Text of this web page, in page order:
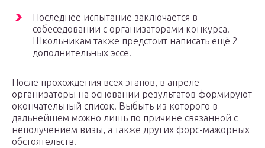
Последнее испытание заключается в
собеседовании с организаторами конкурса.
Школьникам также предстоит написать ещё 2
дополнительных эссе.
После прохождения всех этапов, в апреле
организаторы на основании результатов формируют
окончательный список. Выбыть из которого в
дальнейшем можно лишь по причине связанной с
неполучением визы, а также других форс-мажорных
обстоятельств.